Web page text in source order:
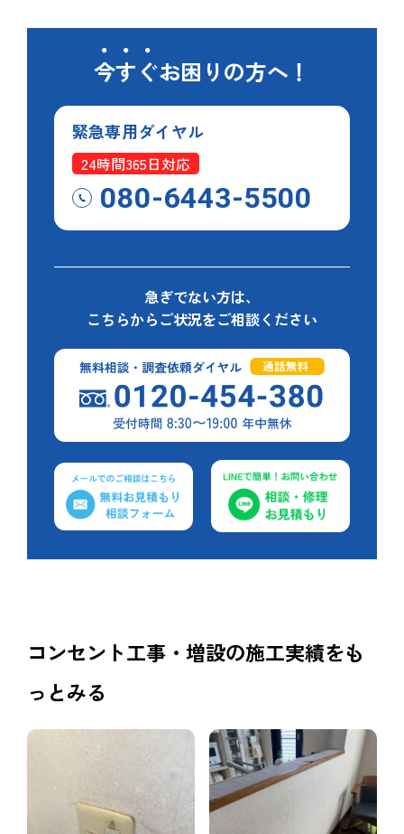
今すぐお困りの方へ！
緊急専用ダイヤル
24時間365日対応
080-6443-5500
急ぎでない方は、
こちらからご状況をご相談ください
コンセント工事・増設の施工実績をも
っとみる